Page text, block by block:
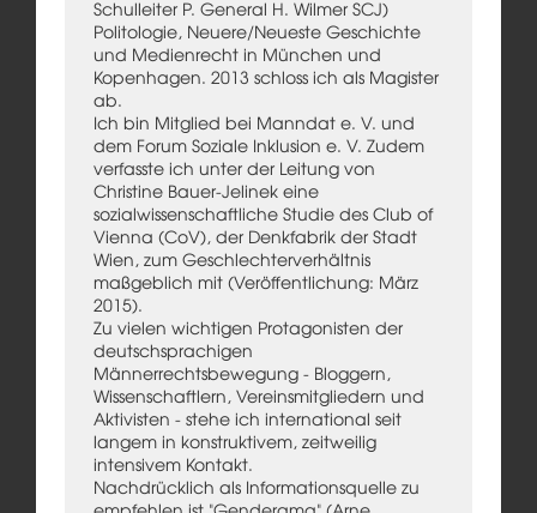
Schulleiter P. General H. Wilmer SCJ)
Politologie, Neuere/Neueste Geschichte
und Medienrecht in München und
Kopenhagen. 2013 schloss ich als Magister
ab.
Ich bin Mitglied bei Manndat e. V. und
dem Forum Soziale Inklusion e. V. Zudem
verfasste ich unter der Leitung von
Christine Bauer-Jelinek eine
sozialwissenschaftliche Studie des Club of
Vienna (CoV), der Denkfabrik der Stadt
Wien, zum Geschlechterverhältnis
maßgeblich mit (Veröffentlichung: März
2015).
Zu vielen wichtigen Protagonisten der
deutschsprachigen
Männerrechtsbewegung - Bloggern,
Wissenschaftlern, Vereinsmitgliedern und
Aktivisten - stehe ich international seit
langem in konstruktivem, zeitweilig
intensivem Kontakt.
Nachdrücklich als Informationsquelle zu